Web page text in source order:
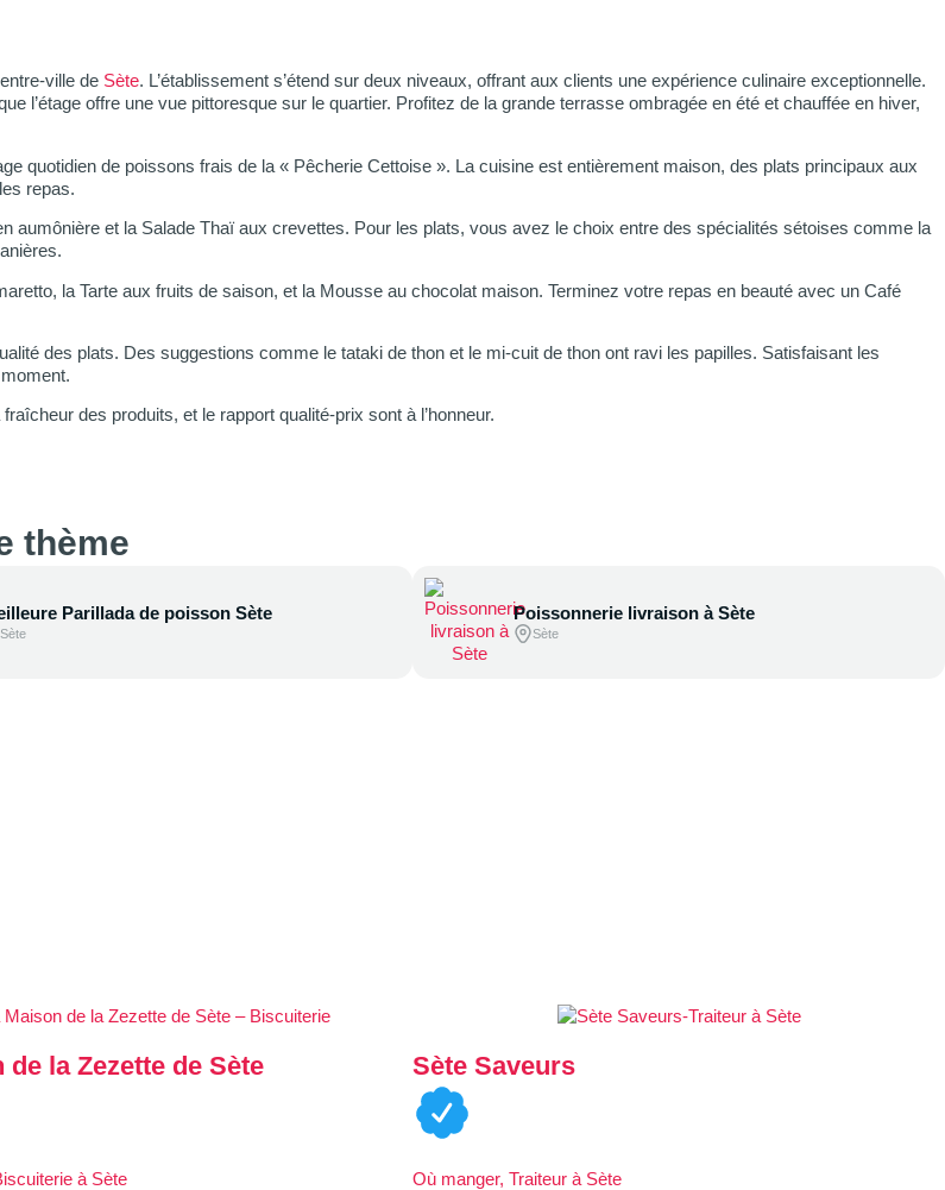
ville de Sète. L’établissement s’étend sur deux niveaux, offrant aux clients une expérience culinaire exceptionnelle.
l’étage offre une vue pittoresque sur le quartier. Profitez de la grande terrasse ombragée en été et chauffée en hiver,
quotidien de poissons frais de la « Pêcherie Cettoise ». La cuisine est entièrement maison, des plats principaux aux
repas.
et la Salade Thaï aux crevettes. Pour les plats, vous avez le choix entre des spécialités sétoises comme la
la Tarte aux fruits de saison, et la Mousse au chocolat maison. Terminez votre repas en beauté avec un Café
des plats. Des suggestions comme le tataki de thon et le mi-cuit de thon ont ravi les papilles. Satisfaisant les
des produits, et le rapport qualité-prix sont à l’honneur.
thème
Parillada de poisson Sète
Sète
Poissonnerie livraison à Sète
Sète
de la Zezette de Sète
à Sète
Sète Saveurs
Où manger, Traiteur à Sète